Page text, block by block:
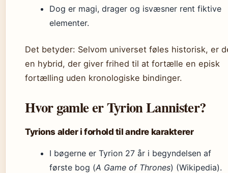
Dog er magi, drager og isvæsner rent fiktive
elementer.
Det betyder: Selvom universet føles historisk, er
en hybrid, der giver frihed til at fortælle en episk
fortælling uden kronologiske bindinger.
Hvor gamle er Tyrion Lannister?
Tyrions alder i forhold til andre karakterer
I bøgerne er Tyrion 27 år i begyndelsen af
første bog (A Game of Thrones) (Wikipedia).